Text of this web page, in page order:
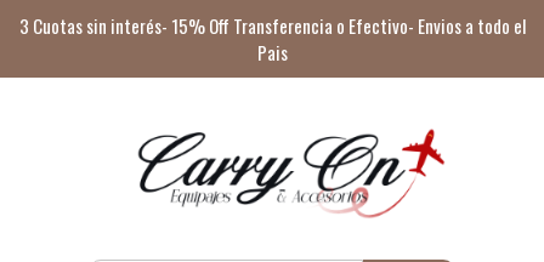
3 Cuotas sin interés- 15% Off Transferencia o Efectivo- Envios a todo el
Pais